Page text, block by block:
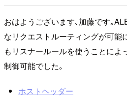
おはようございます､加藤です｡
なリクエストルーティングが可能
もリスナールールを使うことによ
制御可能でした｡
ホストヘッダー